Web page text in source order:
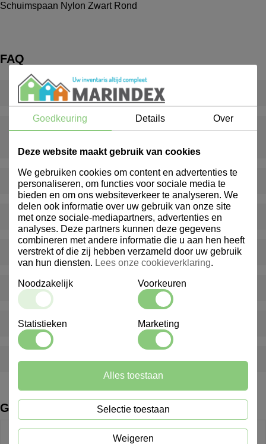
Schuimspaan Nylon Zwart Rond
FAQ
Wat is een inventarispakket?
Wat gebeurt er als er iets ontbreekt of beschadigd is bij
levering?
Levert Marindex ook buiten Nederland?
Bieden jullie ook advies op maat aan?
Hoe kan ik klant worden bij Marindex?
Bieden jullie ook gepersonaliseerde producten aan?
Hoe snel worden bestellingen geleverd?
Kan ik artikelen nabestellen na verloop van tijd?
Gerelateerde producten
Goedkeuring Details Over
Deze website maakt gebruik van cookies
We gebruiken cookies om content en advertenties te
personaliseren, om functies voor sociale media te
bieden en om ons websiteverkeer te analyseren. We
delen ook informatie over uw gebruik van onze site
met onze sociale-mediapartners, advertenties en
analyses. Deze partners kunnen deze gegevens
combineren met andere informatie die u aan hen heeft
verstrekt of die zij hebben verzameld door uw gebruik
van hun diensten. Lees onze cookieverklaring.
Noodzakelijk Voorkeuren
Statistieken Marketing
Weigeren
Selectie toestaan
Alles toestaan